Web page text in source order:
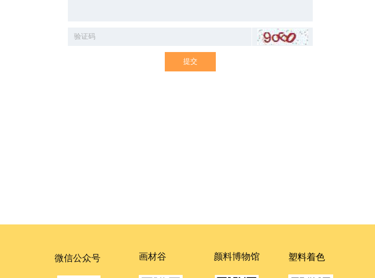
提交
微信公众号
画材谷 颜料博物馆 塑料着色